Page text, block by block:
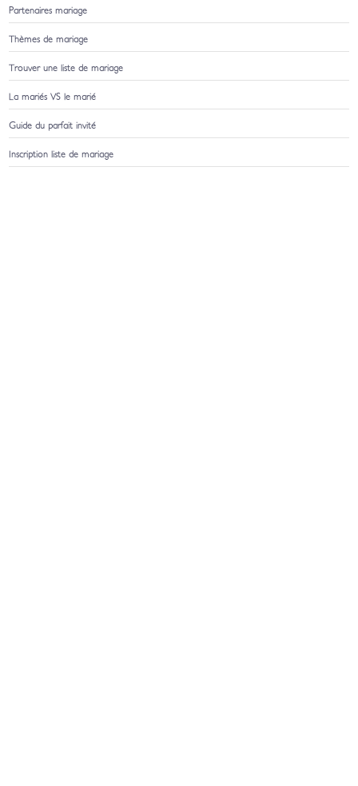
Partenaires mariage
Thèmes de mariage
Trouver une liste de mariage
La mariés VS le marié
Guide du parfait invité
Inscription liste de mariage